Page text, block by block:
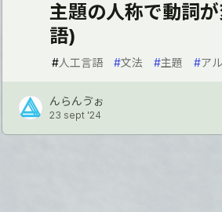
主題の人称で動詞
語)
#人工言語 #文法 #主題 #ア
んらんゔぉ
23 sept '24